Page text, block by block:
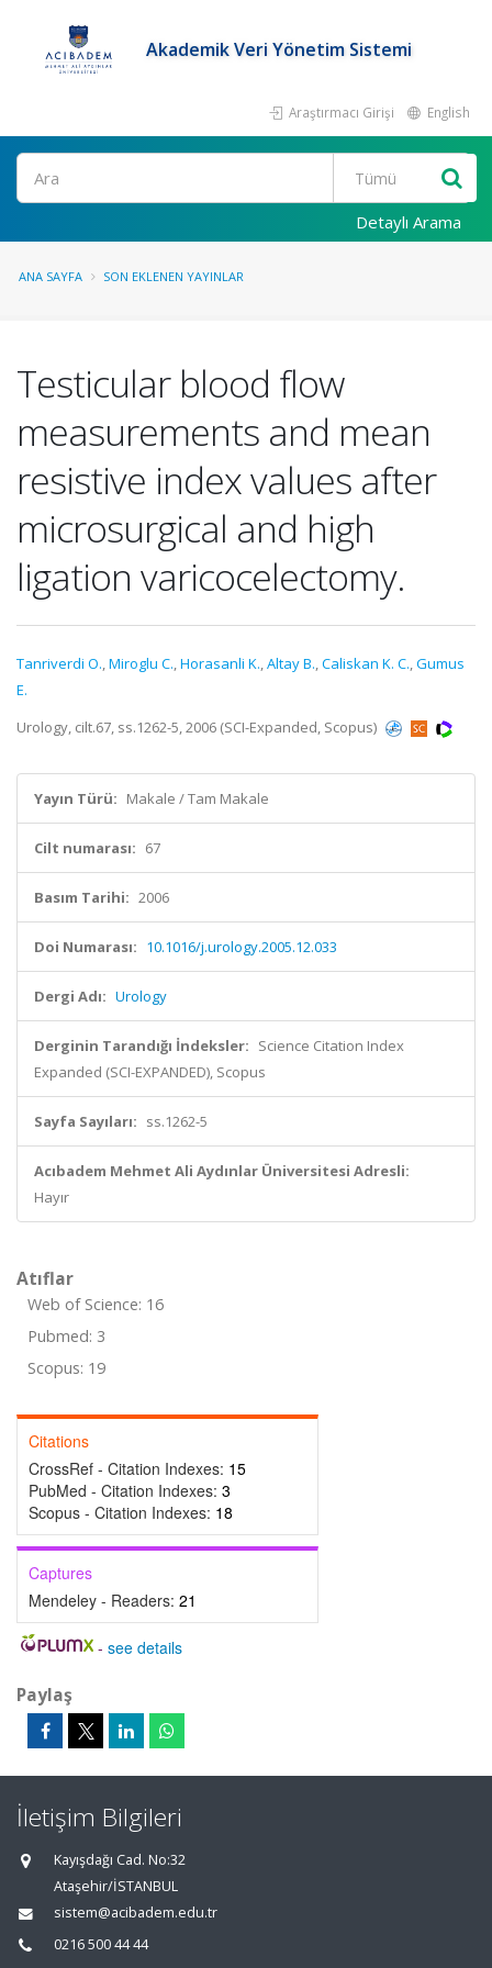
Akademik Veri Yönetim Sistemi
Araştırmacı Girişi English
Ara
Detaylı Arama
ANA SAYFA SON EKLENEN YAYINLAR
Testicular blood flow
measurements and mean
resistive index values after
microsurgical and high
ligation varicocelectomy.
Tanriverdi O.,Miroglu C.,Horasanli K.,Altay B.,Caliskan K. C.,Gumus
E.
Urology, cilt.67, ss.1262-5, 2006 (SCI-Expanded, Scopus)
Yayın Türü: Makale / Tam Makale
Cilt numarası: 67
Basım Tarihi: 2006
Doi Numarası: 10.1016/j.urology.2005.12.033
Dergi Adı: Urology
Derginin Tarandığı İndeksler: Science Citation Index
Expanded (SCI-EXPANDED), Scopus
Sayfa Sayıları: ss.1262-5
Acıbadem Mehmet Ali Aydınlar Üniversitesi Adresli:
Hayır
Atıflar
Web of Science: 16
Pubmed: 3
Scopus: 19
Citations
CrossRef - Citation Indexes: 15
PubMed - Citation Indexes: 3
Scopus - Citation Indexes: 18
Captures
Mendeley - Readers: 21
- see details
Paylaş
İletişim Bilgileri
Kayışdağı Cad. No:32
Ataşehir/İSTANBUL
sistem@acibadem.edu.tr
0216 500 44 44